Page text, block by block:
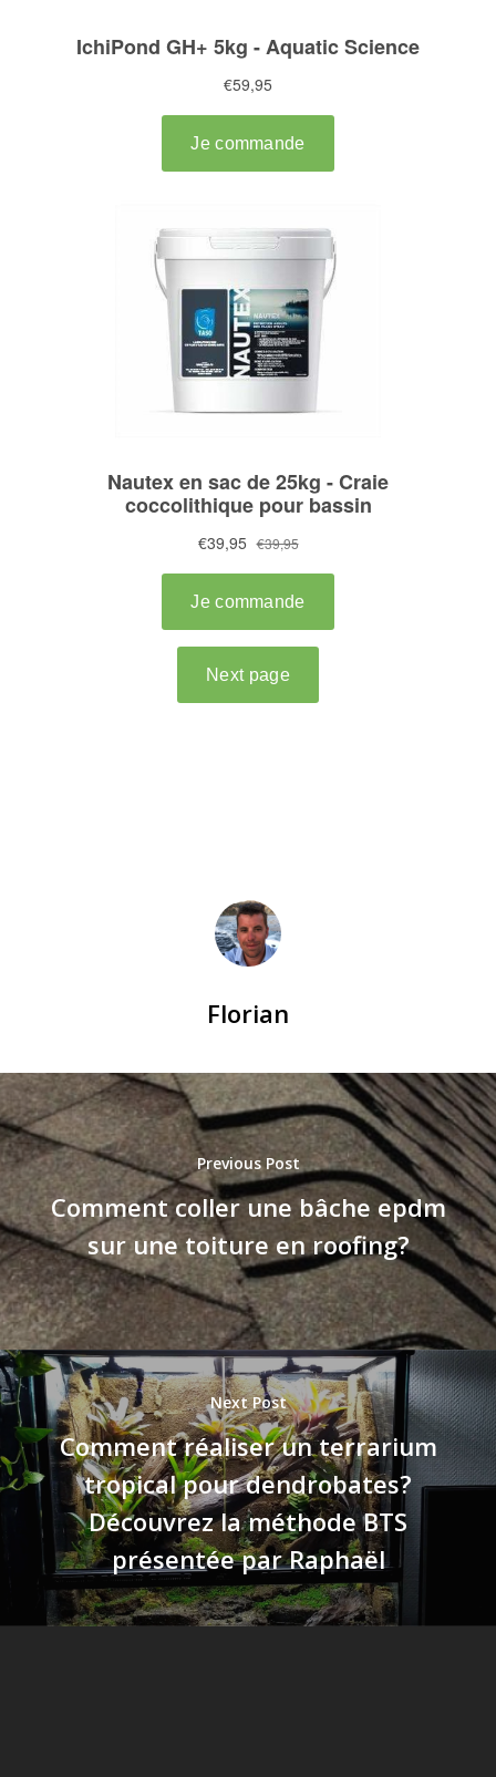
Florian
Previous Post
Comment coller une bâche epdm
sur une toiture en roofing?
Next Post
Comment réaliser un terrarium
tropical pour dendrobates?
Découvrez la méthode BTS
présentée par Raphaël